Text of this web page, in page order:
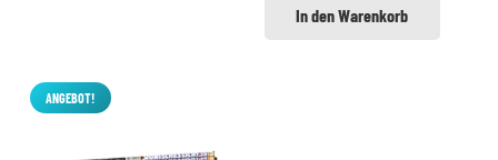
In den Warenkorb
ANGEBOT!